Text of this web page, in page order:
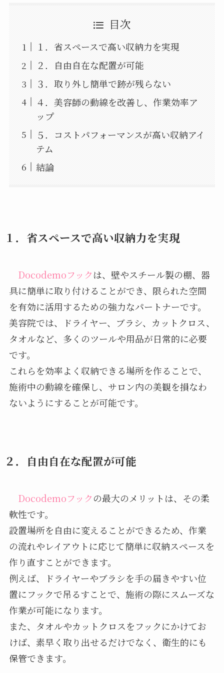
目次
１．省スペースで高い収納力を実現
２．自由自在な配置が可能
３．取り外し簡単で跡が残らない
４．美容師の動線を改善し、作業効率ア
ップ
５．コストパフォーマンスが高い収納アイ
テム
結論
１．省スペースで高い収納力を実現
Docodemoフックは、壁やスチール製の棚、器
具に簡単に取り付けることができ、限られた空間
を有効に活用するための強力なパートナーです。
美容院では、ドライヤー、ブラシ、カットクロス、
タオルなど、多くのツールや用品が日常的に必要
です。
これらを効率よく収納できる場所を作ることで、
施術中の動線を確保し、サロン内の美観を損なわ
ないようにすることが可能です。
２．自由自在な配置が可能
Docodemoフックの最大のメリットは、その柔
軟性です。
設置場所を自由に変えることができるため、作業
の流れやレイアウトに応じて簡単に収納スペースを
作り直すことができます。
例えば、ドライヤーやブラシを手の届きやすい位
置にフックで吊るすことで、施術の際にスムーズな
作業が可能になります。
また、タオルやカットクロスをフックにかけてお
けば、素早く取り出せるだけでなく、衛生的にも
保管できます。